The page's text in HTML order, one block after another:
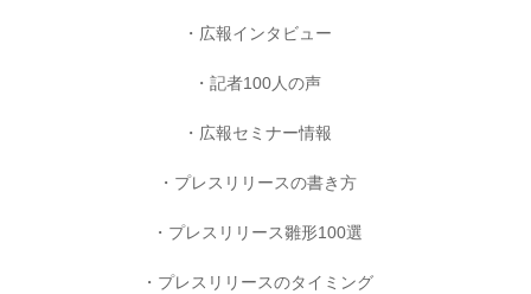
広報インタビュー
記者100人の声
広報セミナー情報
プレスリリースの書き方
プレスリリース雛形100選
プレスリリースのタイミング